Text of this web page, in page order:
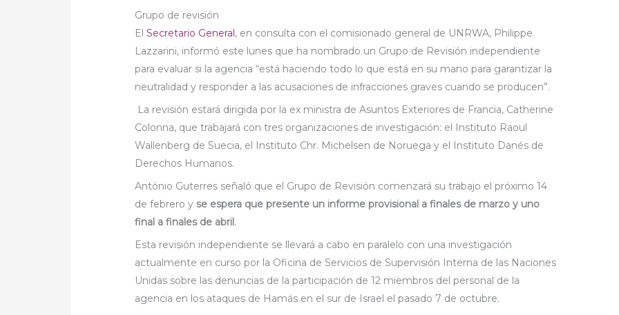
Grupo de revisión
ElSecretario General, en consulta con el comisionado general de UNRWA, Philippe
Lazzarini, informó este lunes que ha nombrado un Grupo de Revisión independiente
para evaluar si la agencia “está haciendo todo lo que está en su mano para garantizar la
neutralidad y responder a las acusaciones de infracciones graves cuando se producen”.
La revisión estará dirigida por la ex ministra de Asuntos Exteriores de Francia, Catherine
Colonna, que trabajará con tres organizaciones de investigación: el Instituto Raoul
Wallenberg de Suecia, el Instituto Chr. Michelsen de Noruega y el Instituto Danés de
Derechos Humanos.
António Guterres señaló que el Grupo de Revisión comenzará su trabajo el próximo 14
de febrero yse espera que presente un informe provisional a finales de marzo y uno
final a finales de abril.
Esta revisión independiente se llevará a cabo en paralelo con una investigación
actualmente en curso por la Oficina de Servicios de Supervisión Interna de las Naciones
Unidas sobre las denuncias de la participación de 12 miembros del personal de la
agencia en los ataques de Hamás en el sur de Israel el pasado 7 de octubre.